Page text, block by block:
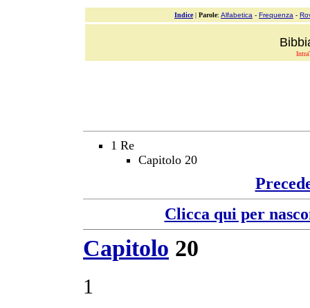
Indice| Parole: Alfabetica - Frequenza -
1 Re
Capitolo 20
Clicca qui per
Capitolo 20
1